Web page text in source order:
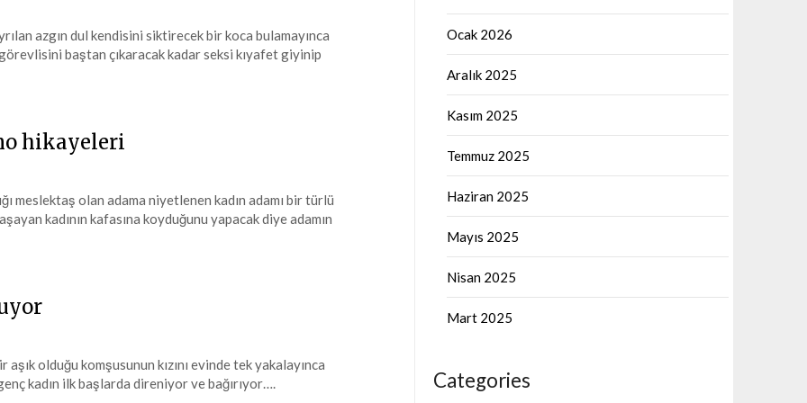
azgın dul kendisini siktirecek bir koca bulamayınca
baştan çıkaracak kadar seksi kıyafet giyinip
hikayeleri
meslektaş olan adama niyetlenen kadın adamı bir türlü
kadının kafasına koyduğunu yapacak diye adamın
olduğu komşusunun kızını evinde tek yakalayınca
kadın ilk başlarda direniyor ve bağırıyor….
Ocak 2026
Aralık 2025
Kasım 2025
Temmuz 2025
Haziran 2025
Mayıs 2025
Nisan 2025
Mart 2025
Categories